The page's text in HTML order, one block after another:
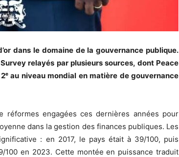
dans le domaine de la gouvernance publique.
relayés par plusieurs sources, dont Peace
au niveau mondial en matière de gouvernance
réformes engagées ces dernières années pour
dans la gestion des finances publiques. Les
: en 2017, le pays était à 39/100, puis
100 en 2023. Cette montée en puissance traduit